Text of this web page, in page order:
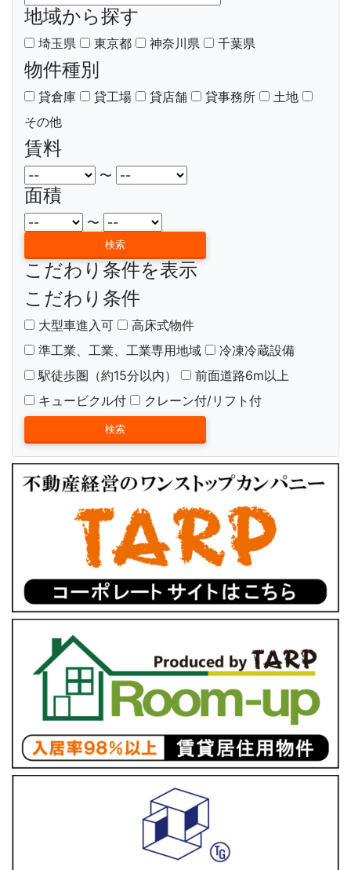
地域から探す
埼玉県 東京都 神奈川県 千葉県
物件種別
貸倉庫 貸工場 貸店舗 貸事務所
土地
その他
賃料
〜
面積
〜
こだわり条件を表示
こだわり条件
大型車進入可
高床式物件
準工業、工業、工業専用地域
冷凍冷蔵設備
駅徒歩圏（約15分以内）
前面道路6m以上
キュービクル付
クレーン付/リフト付